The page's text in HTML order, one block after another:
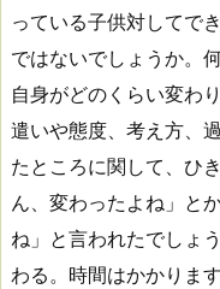
っている子供対してで
ではないでしょうか。
自身がどのくらい変わ
遣いや態度、考え方、
たところに関して、ひ
ん、変わったよね」と
ね」と言われたでしょ
わる。時間はかかりま